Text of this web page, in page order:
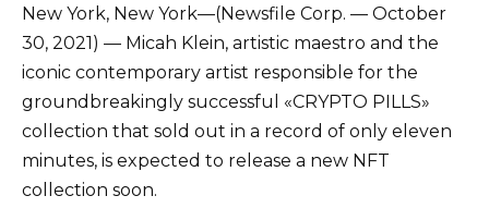
New York, New York—(Newsfile Corp. — October
30, 2021) — Micah Klein, artistic maestro and the
iconic contemporary artist responsible for the
groundbreakingly successful «CRYPTO PILLS»
collection that sold out in a record of only eleven
minutes, is expected to release a new NFT
collection soon.